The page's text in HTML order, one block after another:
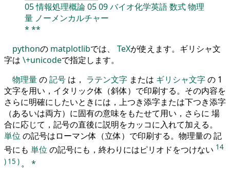
05情報処理概論0509バイオ化学英語数式物理
量 ノーメンカルチャー
* **
pythonの matplotlibでは、 TeXが使えます。ギリシャ文
字は \+unicodeで指定します。
物理量の記号 は， ラテン文字 または ギリシャ文字の 1
文字を用い，イタリック体（斜体）で印刷する。その内容を
さらに明確にしたいときには，上つき添字または下つき添字
（あるいは両方）に固有の意味をもたせて用い，さらに 場
合に応じて，記号の直後に説明をカッコに入れて加える。
単位 の記号はローマン体（立体）で印刷する。物理量の 記
号にも 単位 の記号にも，終わりにはピリオドをつけない 14
) 15 ) 。 *